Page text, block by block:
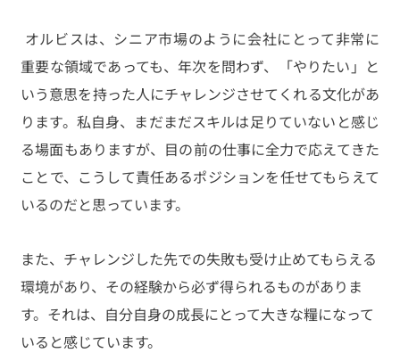
オルビスは、シニア市場のように会社にとって非常に
重要な領域であっても、年次を問わず、「やりたい」と
いう意思を持った人にチャレンジさせてくれる文化があ
ります。私自身、まだまだスキルは足りていないと感じ
る場面もありますが、目の前の仕事に全力で応えてきた
ことで、こうして責任あるポジションを任せてもらえて
いるのだと思っています。
また、チャレンジした先での失敗も受け止めてもらえる
環境があり、その経験から必ず得られるものがありま
す。それは、自分自身の成長にとって大きな糧になって
いると感じています。